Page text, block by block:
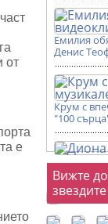
от
е
Емилия
Денис
Крум с
"100
Фото
Вижте
звездите